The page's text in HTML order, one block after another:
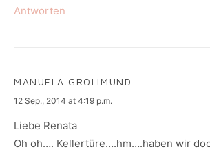
Antworten
MANUELA GROLIMUND
says:
12 Sep., 2014 at 4:19 p.m.
Liebe Renata
Oh oh…. Kellertüre….hm….haben wir